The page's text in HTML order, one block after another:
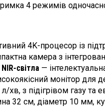
4 режимів
4K-процесор із
камера з
світла —
монітор для
хв, з підігрівом газу та
32 см, діаметр 10 мм,